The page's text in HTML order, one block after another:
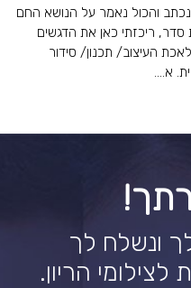
נכתב והכול נאמר על הנושא החם
ריכזתי כאן את הדגשים
העיצוב/ תכנון/ סידור
א....
ונשלח לך
הריון.